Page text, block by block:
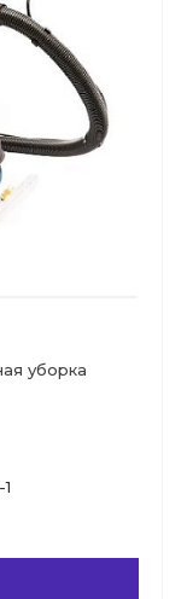
уборка